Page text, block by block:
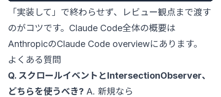
「実装して」で終わらせず、レビュー観点まで渡す
のがコツです。Claude Code全体の概要は
AnthropicのClaude Code overviewにあります。
よくある質問
Q. スクロールイベントとIntersectionObserver、
どちらを使うべき? A. 新規なら